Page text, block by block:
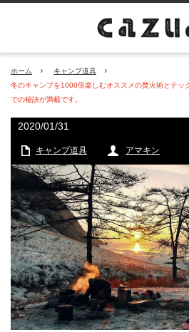
ホーム
キャンプ道具
冬のキャンプを1000倍楽しむオススメの焚火術とテッ
での秘訣が満載です。
2020/01/31
キャンプ道具 アマキン